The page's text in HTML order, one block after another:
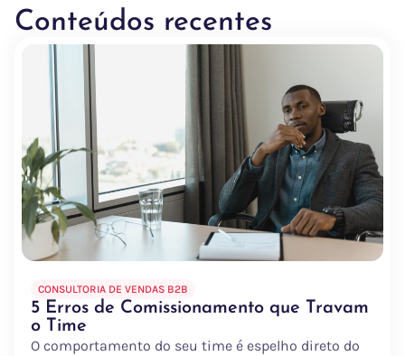
Conteúdos recentes
CONSULTORIA DE VENDAS B2B
5 Erros de Comissionamento que Travam
o Time
O comportamento do seu time é espelho direto do